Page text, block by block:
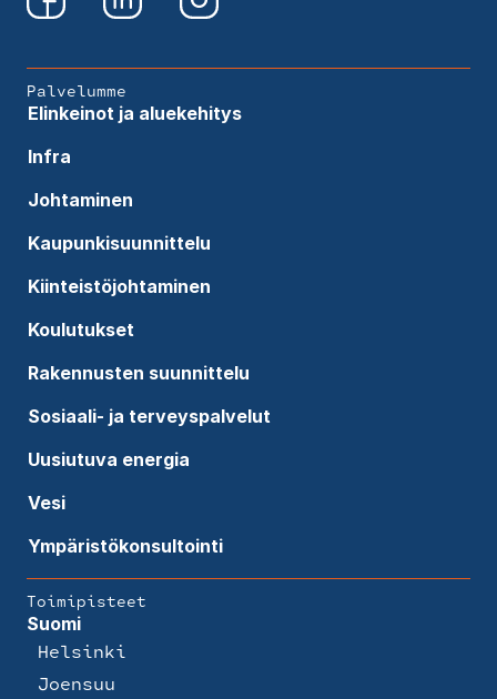
Palvelumme
Elinkeinot ja aluekehitys
Infra
Johtaminen
Kaupunkisuunnittelu
Kiinteistöjohtaminen
Koulutukset
Rakennusten suunnittelu
Sosiaali- ja terveyspalvelut
Uusiutuva energia
Vesi
Ympäristökonsultointi
Toimipisteet
Suomi
Helsinki
Joensuu